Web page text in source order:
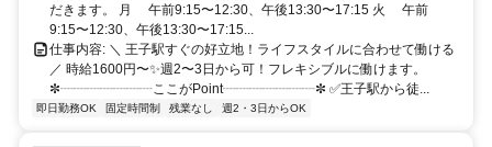
だきます。 月 午前9:15〜12:30、午後13:30〜17:15 火 午前
9:15〜12:30、午後13:30〜17:15...
仕事内容: ＼ 王子駅すぐの好立地！ライフスタイルに合わせて働ける
／ 時給1600円〜✨週2〜3日から可！フレキシブルに働けます。
✼┈┈┈┈┈┈┈ここがPoint┈┈┈┈┈┈┈✼ ✅王子駅から徒...
即日勤務OK 固定時間制 残業なし 週2・3日からOK